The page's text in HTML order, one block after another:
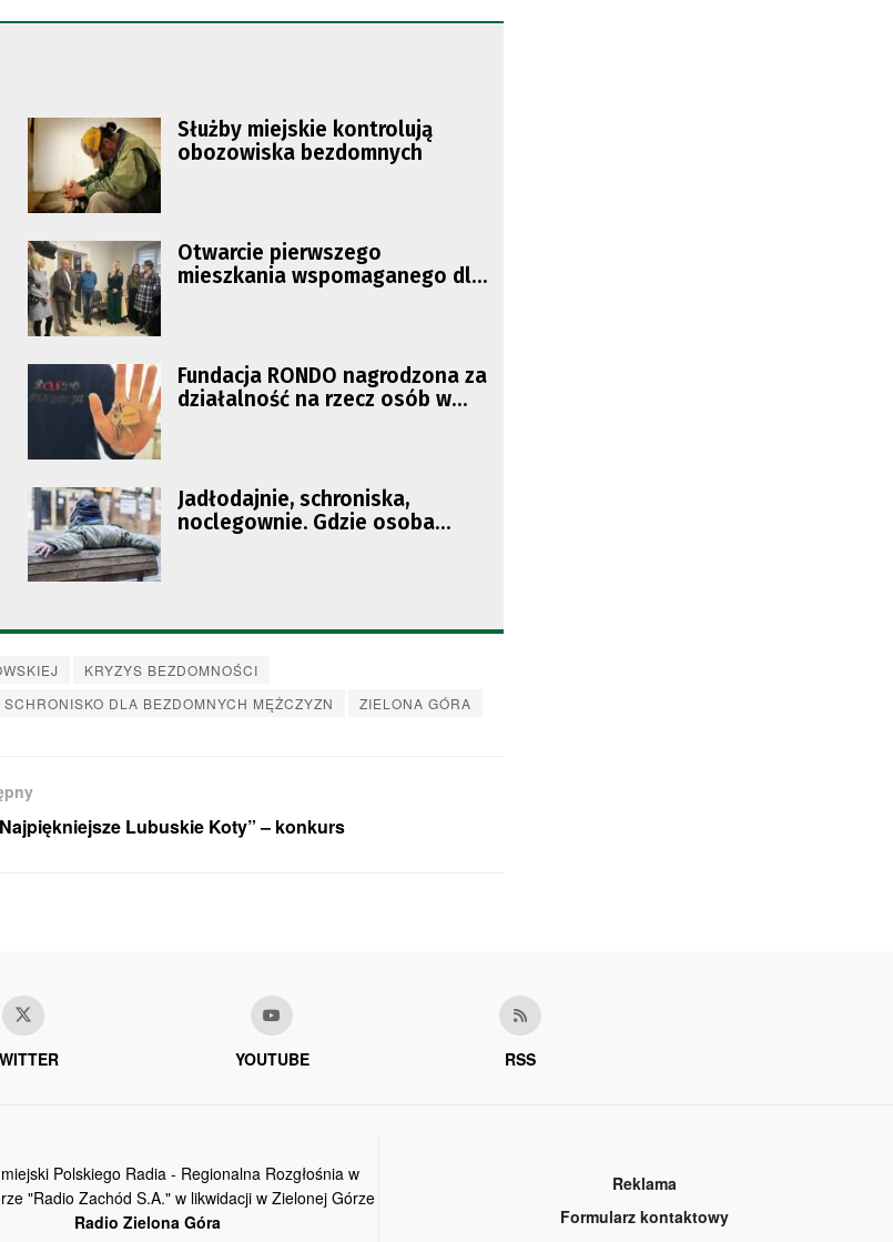
Służby miejskie kontrolują
obozowiska bezdomnych
Otwarcie pierwszego
mieszkania wspomaganego dla
Fundacja RONDO nagrodzona za
działalność na rzecz osób w
Jadłodajnie, schroniska,
noclegownie. Gdzie osoba
KRYZYS BEZDOMNOŚCI
SCHRONISKO DLA BEZDOMNYCH MĘŻCZYZN ZIELONA GÓRA
Lubuskie Koty” – konkurs
YOUTUBE RSS
Polskiego Radia - Regionalna Rozgłośnia w
"Radio Zachód S.A." w likwidacji w Zielonej Górze
Radio Zielona Góra
Reklama
Formularz kontaktowy